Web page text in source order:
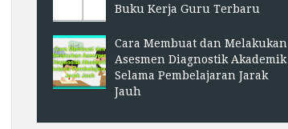
Buku Kerja Guru Terbaru
Cara Membuat dan Melakukan
Asesmen Diagnostik Akademik
Selama Pembelajaran Jarak
Jauh